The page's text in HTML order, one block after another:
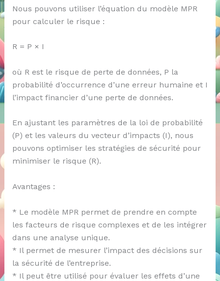
Nous pouvons utiliser l’équation du modèle MPR
pour calculer le risque :
R = P × I
où R est le risque de perte de données, P la
probabilité d’occurrence d’une erreur humaine et I
l’impact financier d’une perte de données.
En ajustant les paramètres de la loi de probabilité
(P) et les valeurs du vecteur d’impacts (I), nous
pouvons optimiser les stratégies de sécurité pour
minimiser le risque (R).
Avantages :
* Le modèle MPR permet de prendre en compte
les facteurs de risque complexes et de les intégrer
dans une analyse unique.
* Il permet de mesurer l’impact des décisions sur
la sécurité de l’entreprise.
* Il peut être utilisé pour évaluer les effets d’une